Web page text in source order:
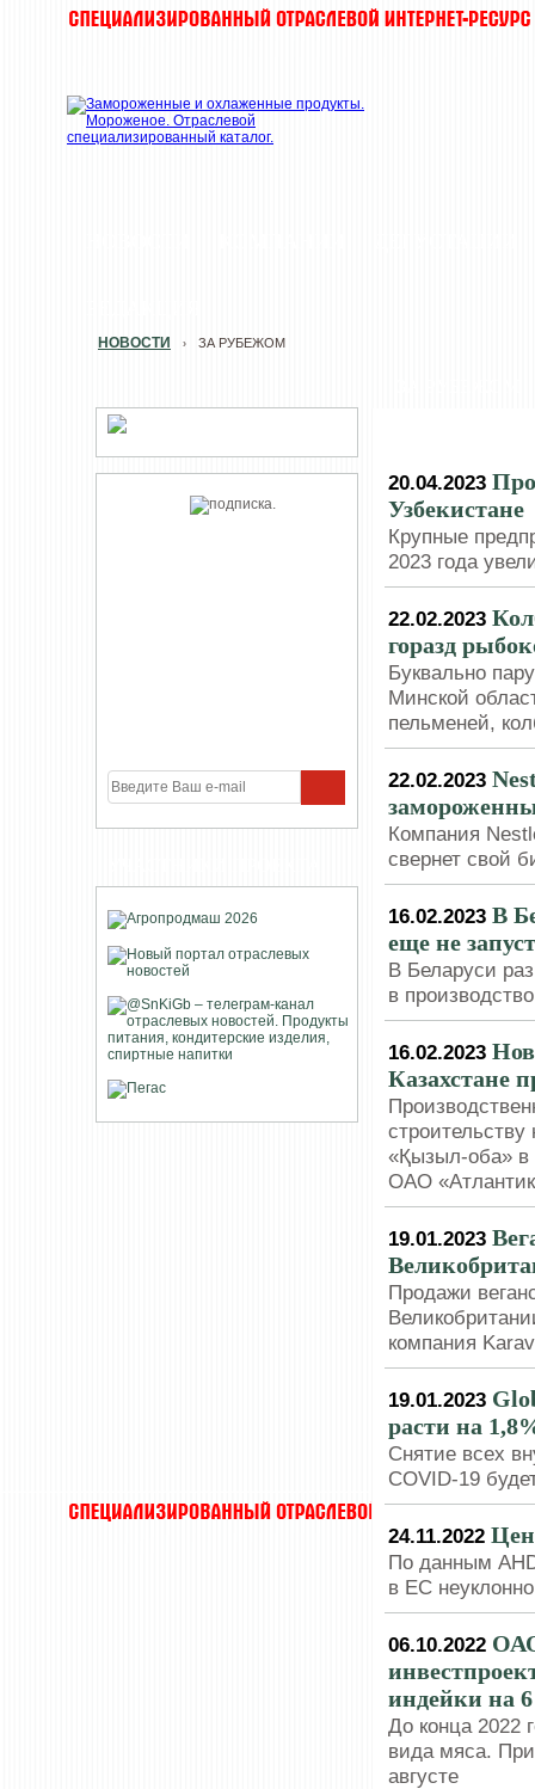
НОВОСТИ › ЗА РУБЕЖОМ
20.04.2023
Узбекистане
Крупные
2023 года
22.02.2023
горазд
Буквально
Минской
пельменей,
22.02.2023
Компания
свернет свой
16.02.2023 В
еще не
В Беларуси
в производство
16.02.2023
Казахстане
«Қызыл-оба» в
ОАО
19.01.2023
Продажи
компания
19.01.2023
расти на
Снятие всех
COVID-19
24.11.2022
По данным
в ЕС
06.10.2022
индейки на
До конца 2022
вида мяса.
августе